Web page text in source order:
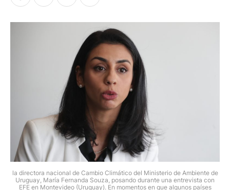
la directora nacional de Cambio Climático del Ministerio de Ambiente de
Uruguay, María Fernanda Souza, posando durante una entrevista con
EFE en Montevideo (Uruguay). En momentos en que algunos países